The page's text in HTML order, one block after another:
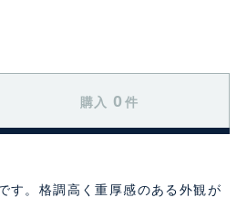
購入 0 件
す。格調高く重厚感のある外観が